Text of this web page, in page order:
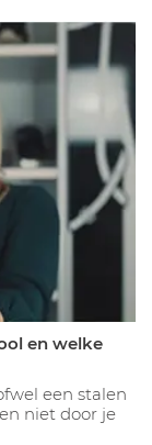
en welke
een stalen
niet door je